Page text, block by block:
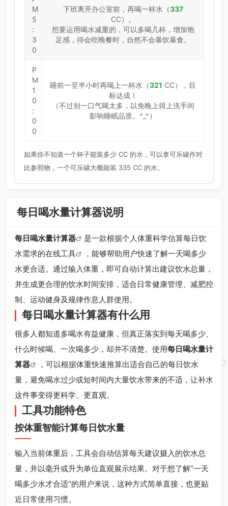
M
5
:
3
0
下班离开办公室前，再喝一杯水（337
CC）。
想要运用喝水减重的，可以多喝几杯，增加饱
足感，待会吃晚餐时，自然不会暴饮暴食。
P
M
1
0
:
0
0
睡前一至半小时再喝上一杯水（321 CC），目
标达成！
（不过别一口气喝太多，以免晚上得上洗手间
影响睡眠品质。^_^）
如果你不知道一个杯子能装多少 CC 的水，可以拿可乐罐作对
比参照物，一个可乐罐大概能装 335 CC 的水。
每日喝水量计算器说明
每日喝水量计算器
是一款根据个人体重科学估算每日饮
水需求的在线工具
，能够帮助用户快速了解一天喝多少
水更合适。通过输入体重，即可自动计算出建议饮水总量，
并生成更合理的饮水时间安排，适合日常健康管理、减肥控
制、运动健身及规律作息人群使用。
每日喝水量计算器有什么用
很多人都知道多喝水有益健康，但真正落实到每天喝多少、
什么时候喝、一次喝多少，却并不清楚。使用每日喝水量计
算器
，可以根据体重快速推算出适合自己的每日饮水
量，避免喝水过少或短时间内大量饮水带来的不适，让补水
这件事变得更科学、更直观。
工具功能特色
按体重智能计算每日饮水量
输入当前体重后，工具会自动估算每天建议摄入的饮水总
量，并以毫升或升为单位直观展示结果。对于想了解“一天
喝多少水才合适”的用户来说，这种方式简单直接，也更贴
近日常使用习惯。